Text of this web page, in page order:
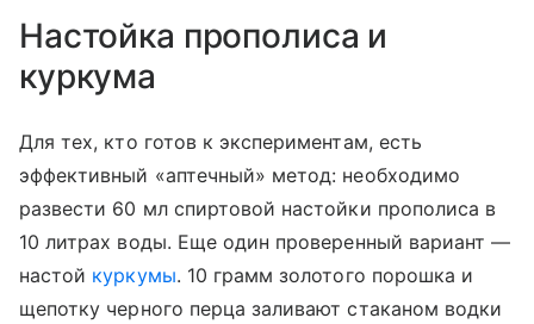
Настойка прополиса и
куркума
Для тех, кто готов к экспериментам, есть
эффективный «аптечный» метод: необходимо
развести 60 мл спиртовой настойки прополиса в
10 литрах воды. Еще один проверенный вариант —
настой куркумы. 10 грамм золотого порошка и
щепотку черного перца заливают стаканом водки